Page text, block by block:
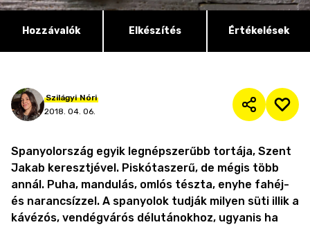
Hozzávalók Elkészítés Értékelések
Szilágyi Nóri
2018. 04. 06.
Spanyolország egyik legnépszerűbb tortája, Szent
Jakab keresztjével. Piskótaszerű, de mégis több
annál. Puha, mandulás, omlós tészta, enyhe fahéj-
és narancsízzel. A spanyolok tudják milyen süti illik a
kávézós, vendégvárós délutánokhoz, ugyanis ha